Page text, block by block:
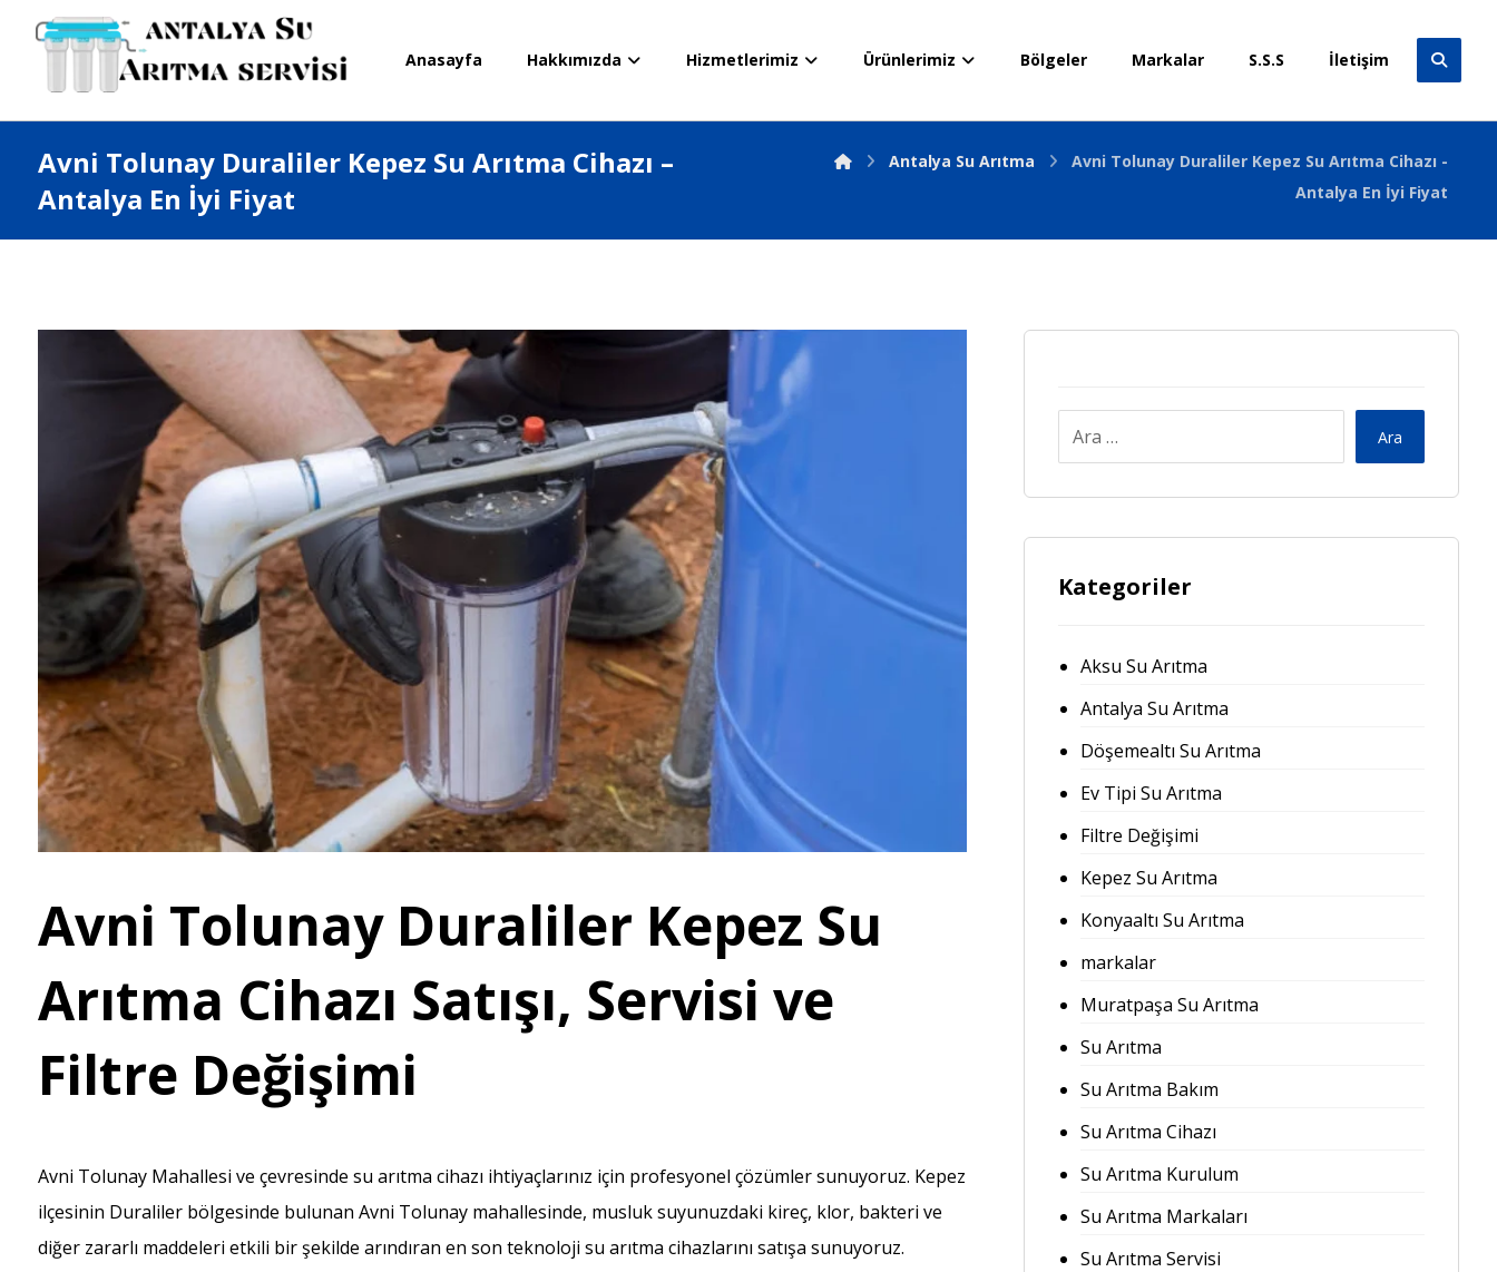
Anasayfa Hakkımızda Hizmetlerimiz Ürünlerimiz Bölgeler Markalar S.S.S İletişim
Avni Tolunay Duraliler Kepez Su Arıtma Cihazı –
Antalya En İyi Fiyat
Antalya Su Arıtma
Avni Tolunay Duraliler Kepez Su Arıtma Cihazı -
Antalya En İyi Fiyat
Avni Tolunay Duraliler Kepez Su
Arıtma Cihazı Satışı, Servisi ve
Filtre Değişimi
Avni Tolunay Mahallesi ve çevresinde su arıtma cihazı ihtiyaçlarınız için profesyonel çözümler sunuyoruz. Kepez
ilçesinin Duraliler bölgesinde bulunan Avni Tolunay mahallesinde, musluk suyunuzdaki kireç, klor, bakteri ve
diğer zararlı maddeleri etkili bir şekilde arındıran en son teknoloji su arıtma cihazlarını satışa sunuyoruz.
Ara
Kategoriler
Aksu Su Arıtma
Antalya Su Arıtma
Döşemealtı Su Arıtma
Ev Tipi Su Arıtma
Filtre Değişimi
Kepez Su Arıtma
Konyaaltı Su Arıtma
markalar
Muratpaşa Su Arıtma
Su Arıtma
Su Arıtma Bakım
Su Arıtma Cihazı
Su Arıtma Kurulum
Su Arıtma Markaları
Su Arıtma Servisi